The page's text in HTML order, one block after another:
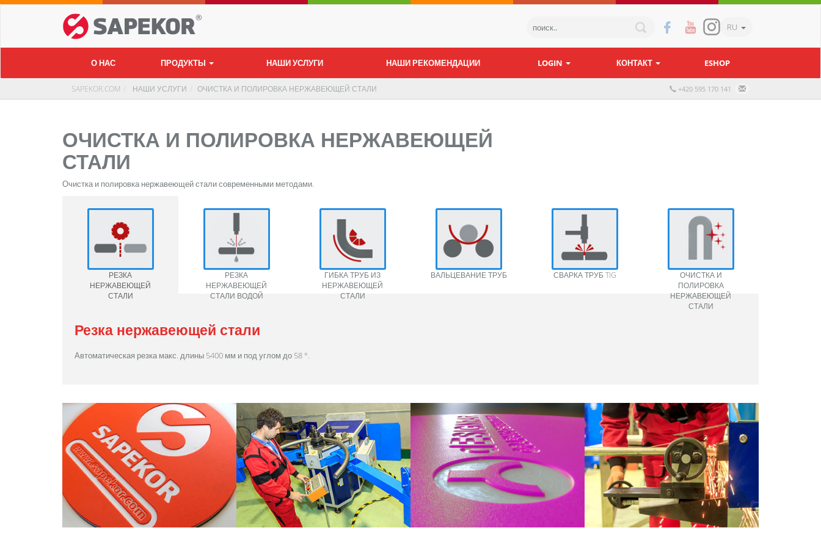
RU
О НАС ПРОДУКТЫ НАШИ УСЛУГИ НАШИ РЕКОМЕНДАЦИИ LOGIN КОНТАКТ ESHOP
+420 595 170 141
SAPEKOR.COM НАШИ УСЛУГИ ОЧИСТКА И ПОЛИРОВКА НЕРЖАВЕЮЩЕЙ СТАЛИ
ОЧИСТКА И ПОЛИРОВКА НЕРЖАВЕЮЩЕЙ
СТАЛИ
Очистка и полировка нержавеющей стали современными методами.
РЕЗКА
НЕРЖАВЕЮЩЕЙ
СТАЛИ
РЕЗКА
НЕРЖАВЕЮЩЕЙ
СТАЛИ ВОДОЙ
ГИБКА ТРУБ ИЗ
НЕРЖАВЕЮЩЕЙ
СТАЛИ
ВАЛЬЦЕВАНИЕ ТРУБ СВАРКА ТРУБ TIG
ОЧИСТКА И
ПОЛИРОВКА
НЕРЖАВЕЮЩЕЙ
СТАЛИ
Резка нержавеющей стали
Автоматическая резка макс. длины 5400 мм и под углом до 58 °.